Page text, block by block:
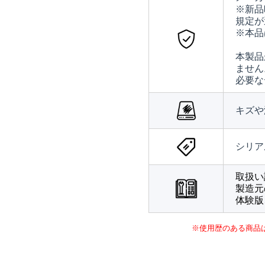
※新品
規定
※本品
本製
ませ
必要
キズ
シリ
取扱
製造
体験
※使用歴のある商品